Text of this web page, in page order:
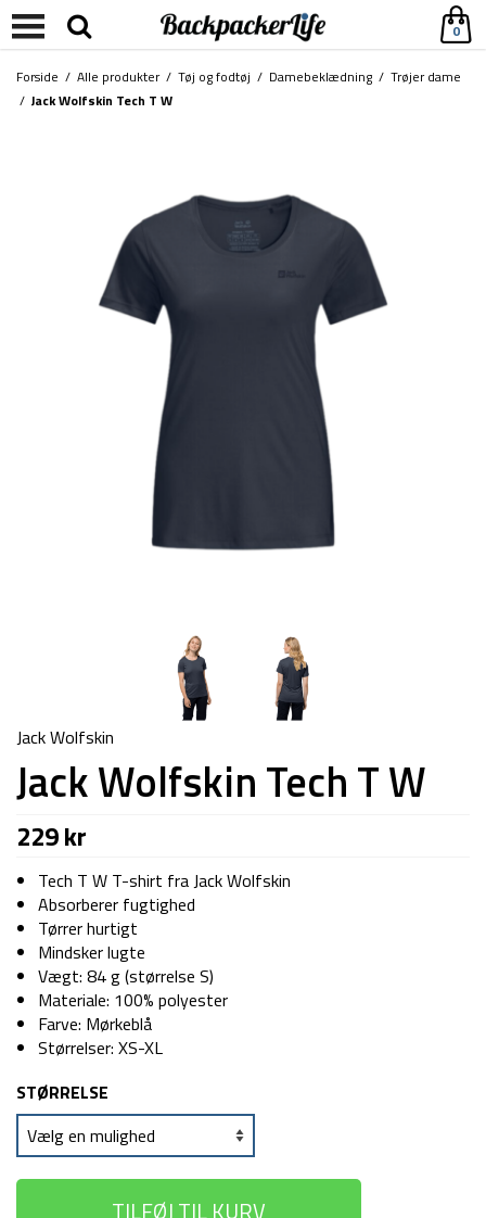
0
Forside / Alle produkter/ Tøj og fodtøj / Damebeklædning / Trøjer dame
/ Jack Wolfskin Tech T W
Jack Wolfskin
Jack Wolfskin Tech T W
229kr
Tech T W T-shirt fra Jack Wolfskin
Absorberer fugtighed
Tørrer hurtigt
Mindsker lugte
Vægt: 84 g (størrelse S)
Materiale: 100% polyester
Farve: Mørkeblå
Størrelser: XS-XL
STØRRELSE
TILFØJ TIL KURV